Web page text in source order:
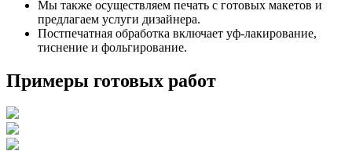
Мы также осуществляем печать с готовых макетов и
предлагаем услуги дизайнера.
Постпечатная обработка включает уф-лакирование,
тиснение и фольгирование.
Примеры готовых работ